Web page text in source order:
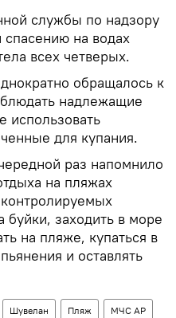
службы по надзору
на водах
всех четверых.
обращалось к
надлежащие
использовать
для купания.
раз напомнило
на пляжах
буйки, заходить в море
на пляже, купаться в
и оставлять
Шувелан Пляж МЧС АР